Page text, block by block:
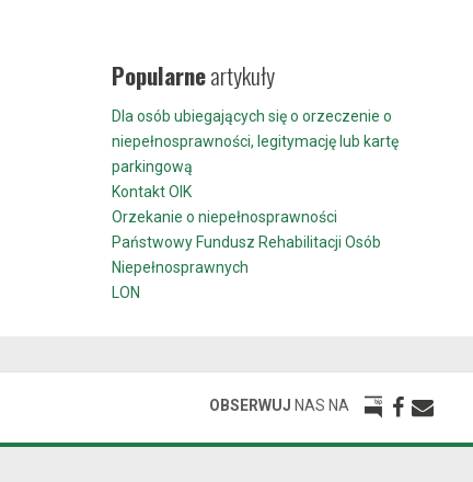
Popularneartykuły
Dla osób ubiegających się o orzeczenie o
niepełnosprawności, legitymację lub kartę
parkingową
Kontakt OIK
Orzekanie o niepełnosprawności
Państwowy Fundusz Rehabilitacji Osób
Niepełnosprawnych
LON
OBSERWUJ NAS NA